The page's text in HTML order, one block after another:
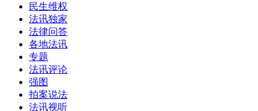
民生维权
法讯独家
法律问答
各地法讯
专题
法讯评论
强图
拍案说法
法讯视听